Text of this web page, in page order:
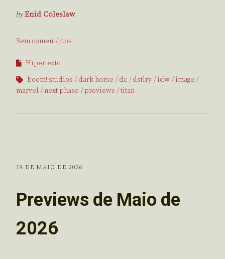
byEnid Coleslaw
Sem comentários
Hipertexto
boom! studios
dark horse dc dstlry idw
image
marvel
next phase previews titan
19 DE MAIO DE 2026
Previews de Maio de
2026